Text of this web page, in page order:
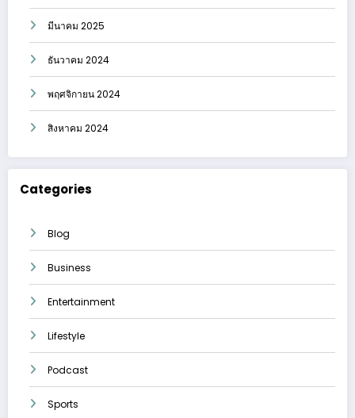
มีนาคม 2025
ธันวาคม 2024
พฤศจิกายน 2024
สิงหาคม 2024
Categories
Blog
Business
Entertainment
Lifestyle
Podcast
Sports